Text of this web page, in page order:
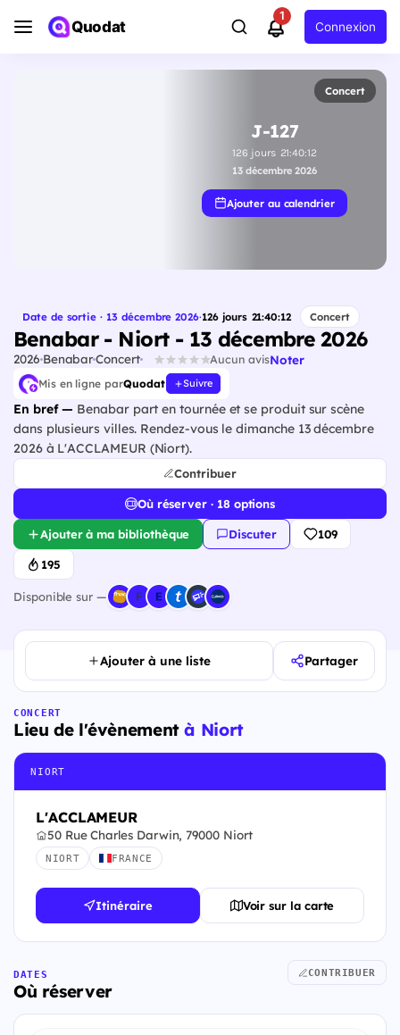
Quodat
1
Connexion
Concert
J-127
126 jours 21:40:11
13 décembre 2026
Ajouter au calendrier
Date de sortie · 13 décembre 2026·126jours 21:40:11 Concert
Benabar - Niort - 13 décembre 2026
2026 BenabarConcert Aucun avisNoter
Mis en ligne parQuodat Suivre
En bref — Benabar part en tournée et se produit sur scène
dans plusieurs villes. Rendez-vous le dimanche 13 décembre
2026 à L'ACCLAMEUR (Niort).
Contribuer
Où réserver · 18 options
Ajouter à ma bibliothèque Discuter 109
195
Disponible sur —
Ajouter à une liste Partager
CONCERT
Lieu de l'évènementà Niort
NIORT
L'ACCLAMEUR
50 Rue Charles Darwin, 79000 Niort
NIORT FRANCE
Itinéraire Voir sur la carte
DATES
Où réserver
CONTRIBUER